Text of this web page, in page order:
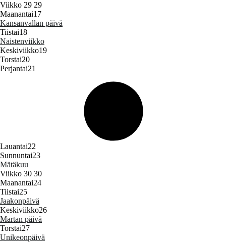
Viikko 29 29
Maanantai17
Kansanvallan päivä
Tiistai18
Naistenviikko
Keskiviikko19
Torstai20
Perjantai21
Lauantai22
Sunnuntai23
Mätäkuu
Viikko 30 30
Maanantai24
Tiistai25
Jaakonpäivä
Keskiviikko26
Martan päivä
Torstai27
Unikeonpäivä